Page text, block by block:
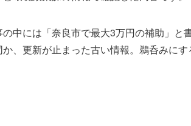
中には「奈良市で最大3万円の補助」
、更新が止まった古い情報。鵜呑みに